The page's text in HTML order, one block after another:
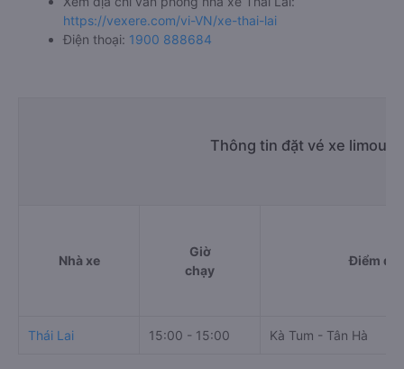
https://vexere.com/vi-VN/xe-thai-lai
Điện thoại: 1900 888684
Thông tin đặt vé xe
Nhà xe
Giờ
chạy
Điểm đi
Thái Lai 15:00 - 15:00 Kà Tum - Tân Hà